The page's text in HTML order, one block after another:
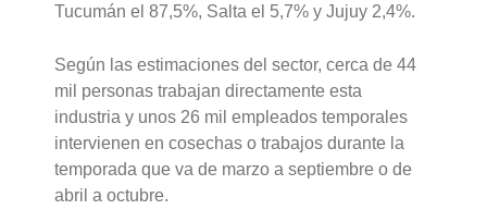
Tucumán el 87,5%, Salta el 5,7% y Jujuy 2,4%.
Según las estimaciones del sector, cerca de 44
mil personas trabajan directamente esta
industria y unos 26 mil empleados temporales
intervienen en cosechas o trabajos durante la
temporada que va de marzo a septiembre o de
abril a octubre.